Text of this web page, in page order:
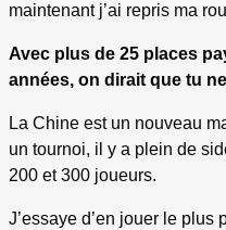
maintenant j’ai repris ma
Avec plus de 25 places
années, on dirait que tu
La Chine est un nouveau
un tournoi, il y a plein de
200 et 300 joueurs.
J’essaye d’en jouer le